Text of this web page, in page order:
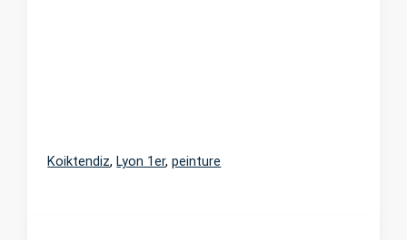
Koiktendiz,Lyon 1er,peinture